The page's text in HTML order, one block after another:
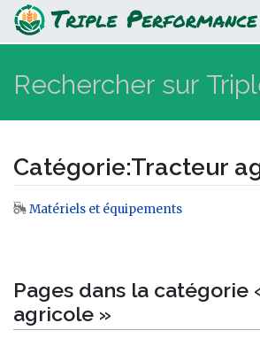
Tracteur agricole
Catégorie:Tracteur
Aller à :navigation,rechercher
Matériels et équipements
Pages dans la catégorie
agricole »